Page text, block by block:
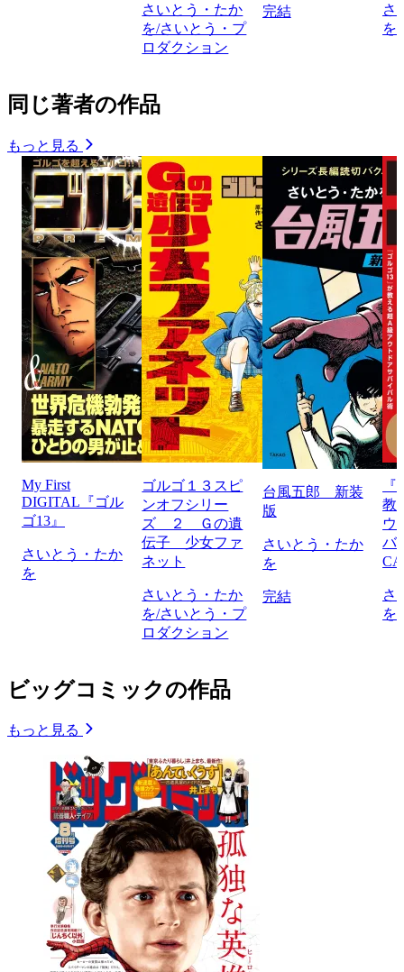
さいとう・たか
を/さいとう・プ
ロダクション
完結
さ
を
同じ著者の作品
もっと見る
My First
DIGITAL『ゴル
ゴ13』
さいとう・たか
を
ゴルゴ１３スピ
ンオフシリー
ズ ２ Ｇの遺
伝子 少女ファ
ネット
さいとう・たか
を/さいとう・プ
ロダクション
台風五郎 新装
版
さいとう・たか
を
完結
教
ウ
バ
さ
を
ビッグコミックの作品
もっと見る